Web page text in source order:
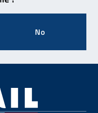
No